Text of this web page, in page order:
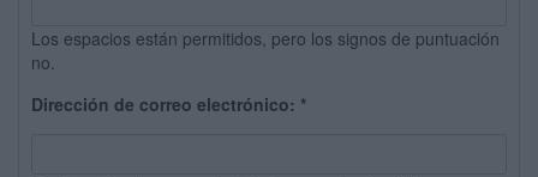
Los espacios están permitidos, pero los signos de puntuación
no.
Dirección de correo electrónico: *